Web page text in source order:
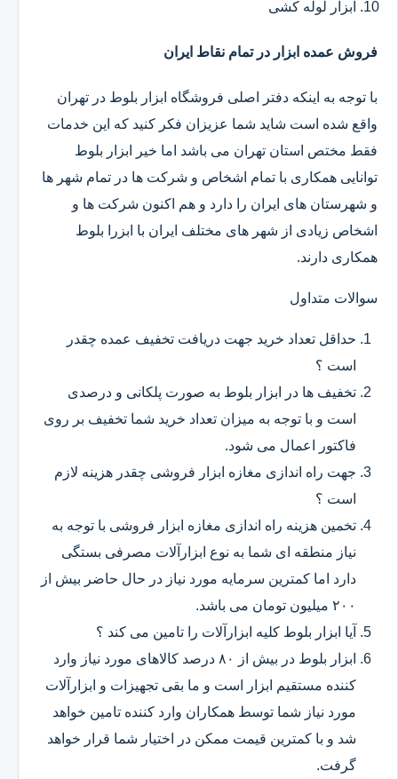
ابزار لوله کشی
فروش عمده ابزار در تمام نقاط ایران
با توجه به اینکه دفتر اصلی فروشگاه ابزار بلوط در تهران
واقع شده است شاید شما عزیزان فکر کنید که این خدمات
فقط مختص استان تهران می باشد اما خیر ابزار بلوط
توانایی همکاری با تمام اشخاص و شرکت ها در تمام شهر ها
و شهرستان های ایران را دارد و هم اکنون شرکت ها و
اشخاص زیادی از شهر های مختلف ایران با ابزرا بلوط
همکاری دارند.
سوالات متداول
حداقل تعداد خرید جهت دریافت تخفیف عمده چقدر
است ؟
تخفیف ها در ابزار بلوط به صورت پلکانی و درصدی
است و با توجه به میزان تعداد خرید شما تخفیف بر روی
فاکتور اعمال می شود.
جهت راه اندازی مغازه ابزار فروشی چقدر هزینه لازم
است ؟
تخمین هزینه راه اندازی مغازه ابزار فروشی با توجه به
نیاز منطقه ای شما به نوع ابزارآلات مصرفی بستگی
دارد اما کمترین سرمایه مورد نیاز در حال حاضر بیش از
۲۰۰ میلیون تومان می باشد.
آیا ابزار بلوط کلیه ابزارآلات را تامین می کند ؟
ابزار بلوط در بیش از ۸۰ درصد کالاهای مورد نیاز وارد
کننده مستقیم ابزار است و ما بقی تجهیزات و ابزارآلات
مورد نیاز شما توسط همکاران وارد کننده تامین خواهد
شد و با کمترین قیمت ممکن در اختیار شما قرار خواهد
گرفت.